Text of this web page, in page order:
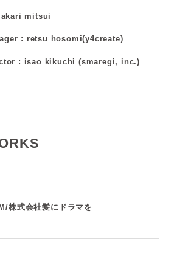
mitsui
: retsu hosomi(y4create)
: isao kikuchi (smaregi, inc.)
株式会社髪にドラマを